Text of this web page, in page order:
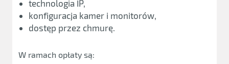
technologia IP,
konfiguracja kamer i monitorów,
dostęp przez chmurę.
W ramach opłaty są: